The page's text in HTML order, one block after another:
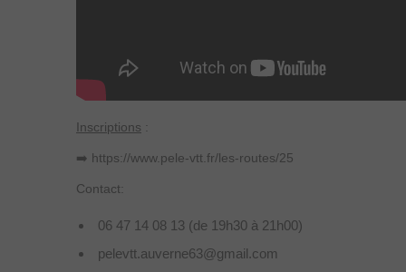
Inscriptions :
➡️ https://www.pele-vtt.fr/les-routes/25
Contact:
06 47 14 08 13 (de 19h30 à 21h00)
pelevtt.auverne63@gmail.com